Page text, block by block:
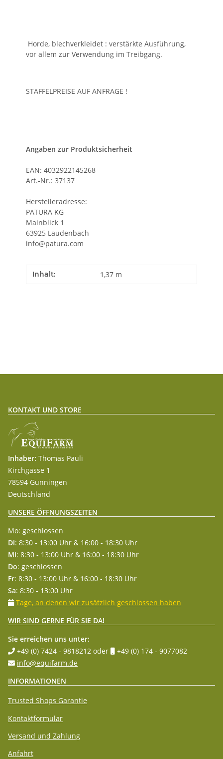
Horde, blechverkleidet : verstärkte Ausführung,
vor allem zur Verwendung im Treibgang.
STAFFELPREISE AUF ANFRAGE !
Angaben zur Produktsicherheit
EAN: 4032922145268
Art.-Nr.: 37137
Herstelleradresse:
PATURA KG
Mainblick 1
63925 Laudenbach
info@patura.com
Inhalt: 1,37 m
KONTAKT UND STORE
Inhaber: Thomas Pauli
Kirchgasse 1
78594 Gunningen
Deutschland
UNSERE ÖFFNUNGSZEITEN
Mo: geschlossen
Di: 8:30 - 13:00 Uhr & 16:00 - 18:30 Uhr
Mi: 8:30 - 13:00 Uhr & 16:00 - 18:30 Uhr
Do: geschlossen
Fr: 8:30 - 13:00 Uhr & 16:00 - 18:30 Uhr
Sa: 8:30 - 13:00 Uhr
Tage, an denen wir zusätzlich geschlossen haben
WIR SIND GERNE FÜR SIE DA!
Sie erreichen uns unter:
+49 (0) 7424 - 9818212 oder
+49 (0) 174 - 9077082
info@equifarm.de
INFORMATIONEN
Trusted Shops Garantie
Kontaktformular
Versand und Zahlung
Anfahrt